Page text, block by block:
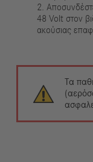
2.
48 Volt στον
ακούσιας
Τα